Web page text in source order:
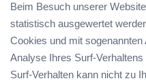
Beim Besuch unserer
statistisch ausgewertet
Cookies und mit
Analyse Ihres Surf-
Surf-Verhalten kann nicht zu